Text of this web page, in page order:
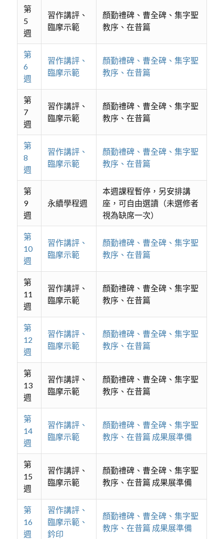
第
5
週
習作講評、
臨摩示範
顏勤禮碑、曹全碑、集字聖
教序、在昔篇
第
6
週
習作講評、
臨摩示範
顏勤禮碑、曹全碑、集字聖
教序、在昔篇
第
7
週
習作講評、
臨摩示範
顏勤禮碑、曹全碑、集字聖
教序、在昔篇
第
8
週
習作講評、
臨摩示範
顏勤禮碑、曹全碑、集字聖
教序、在昔篇
第
9
週
永續學程週
本週課程暫停，另安排講
座，可自由選讀（未選修者
視為缺席一次）
第
10
週
習作講評、
臨摩示範
顏勤禮碑、曹全碑、集字聖
教序、在昔篇
第
11
週
習作講評、
臨摩示範
顏勤禮碑、曹全碑、集字聖
教序、在昔篇
第
12
週
習作講評、
臨摩示範
顏勤禮碑、曹全碑、集字聖
教序、在昔篇
第
13
週
習作講評、
臨摩示範
顏勤禮碑、曹全碑、集字聖
教序、在昔篇
第
14
週
習作講評、
臨摩示範
顏勤禮碑、曹全碑、集字聖
教序、在昔篇 成果展準備
第
15
週
習作講評、
臨摩示範
顏勤禮碑、曹全碑、集字聖
教序、在昔篇 成果展準備
第
16
週
習作講評、
臨摩示範、
鈐印
顏勤禮碑、曹全碑、集字聖
教序、在昔篇 成果展準備